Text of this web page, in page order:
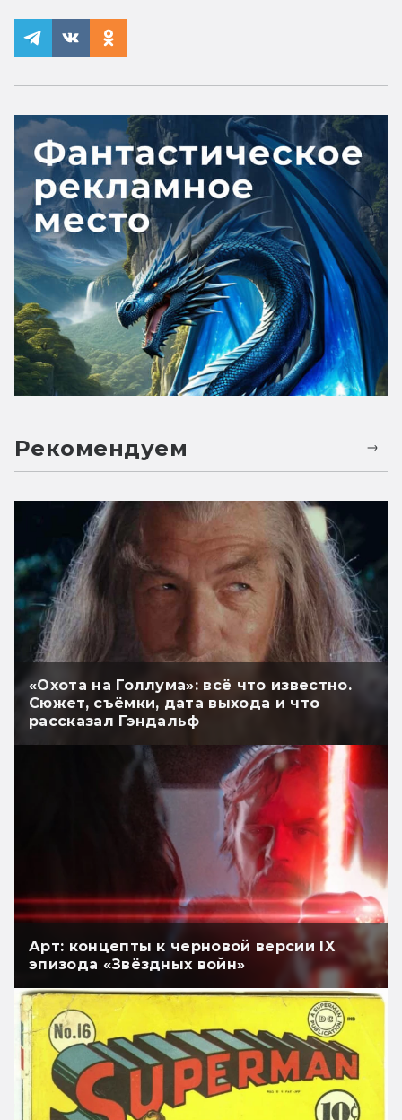
Рекомендуем
«Охота на Голлума»: всё что известно.
Сюжет, съёмки, дата выхода и что
рассказал Гэндальф
Арт: концепты к черновой версии IX
эпизода «Звёздных войн»